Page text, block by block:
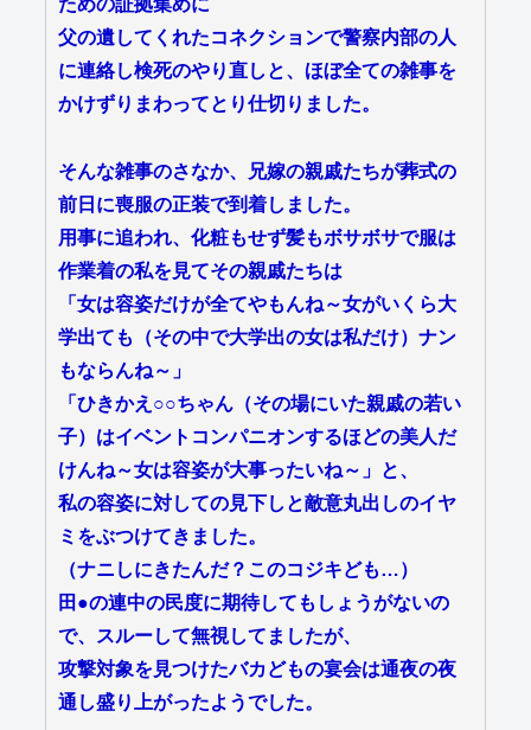
ための証拠集めに
父の遺してくれたコネクションで警察内部の人
に連絡し検死のやり直しと、ほぼ全ての雑事を
かけずりまわってとり仕切りました。
そんな雑事のさなか、兄嫁の親戚たちが葬式の
前日に喪服の正装で到着しました。
用事に追われ、化粧もせず髪もボサボサで服は
作業着の私を見てその親戚たちは
「女は容姿だけが全てやもんね～女がいくら大
学出ても（その中で大学出の女は私だけ）ナン
もならんね～」
「ひきかえ○○ちゃん（その場にいた親戚の若い
子）はイベントコンパニオンするほどの美人だ
けんね～女は容姿が大事ったいね～」と、
私の容姿に対しての見下しと敵意丸出しのイヤ
ミをぶつけてきました。
（ナニしにきたんだ？このコジキども…）
田●の連中の民度に期待してもしょうがないの
で、スルーして無視してましたが、
攻撃対象を見つけたバカどもの宴会は通夜の夜
通し盛り上がったようでした。